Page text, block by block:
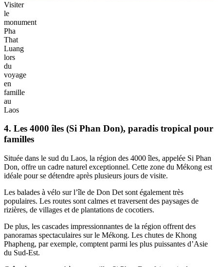
Visiter
le
monument
Pha
That
Luang
lors
du
voyage
en
famille
au
Laos
4. Les 4000 îles (Si Phan Don), paradis tropical pour
familles
Située dans le sud du Laos, la région des 4000 îles, appelée Si Phan
Don, offre un cadre naturel exceptionnel. Cette zone du Mékong est
idéale pour se détendre après plusieurs jours de visite.
Les balades à vélo sur l’île de Don Det sont également très
populaires. Les routes sont calmes et traversent des paysages de
rizières, de villages et de plantations de cocotiers.
De plus, les cascades impressionnantes de la région offrent des
panoramas spectaculaires sur le Mékong. Les chutes de Khong
Phapheng, par exemple, comptent parmi les plus puissantes d’Asie
du Sud-Est.